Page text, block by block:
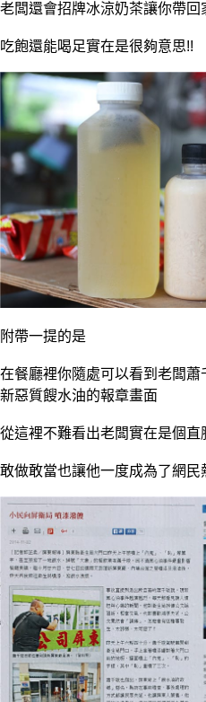
老闆還會招牌冰涼奶茶讓你帶回
吃飽還能喝足實在是很夠意思!!
附帶一提的是
在餐廳裡你隨處可以看到老闆蕭
新惡質餿水油的報章畫面
從這裡不難看出老闆實在是個直
敢做敢當也讓他一度成為了網民